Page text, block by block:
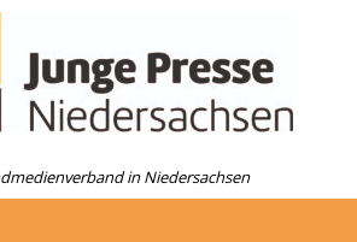
in Niedersachsen